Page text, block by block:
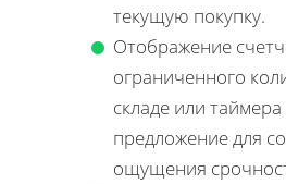
текущую покупку.
Отображение
ограниченного
складе или
предложение для
ощущения